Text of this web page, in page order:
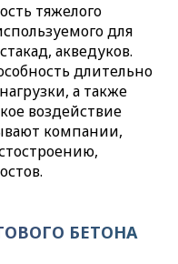
тяжелого
для
акведуков.
длительно
а также
воздействие
компании,
БЕТОНА